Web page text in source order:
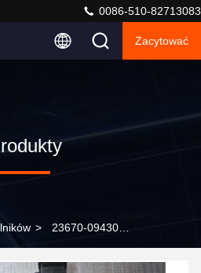
0086-510-82713083
Zacytować
> 23670-09430